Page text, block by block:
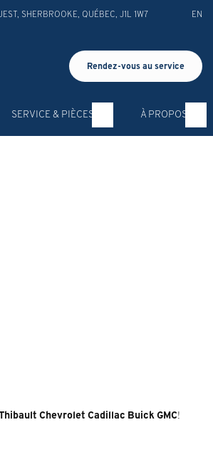
SHERBROOKE QUÉBEC J1L 1W7 EN
Rendez-vous au service
SERVICE & PIÈCES À PROPOS
Chevrolet Cadillac Buick GMC!